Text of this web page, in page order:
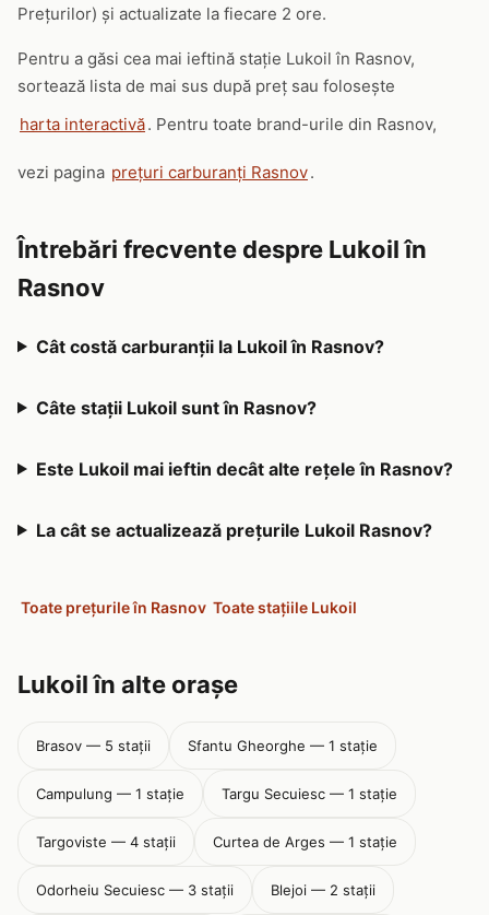
Prețurilor) și actualizate la fiecare 2 ore.
Pentru a găsi cea mai ieftină stație Lukoil în Rasnov,
sortează lista de mai sus după preț sau folosește
harta interactivă. Pentru toate brand-urile din Rasnov,
vezi pagina prețuri carburanți Rasnov.
Întrebări frecvente despre Lukoil în
Rasnov
Cât costă carburanții la Lukoil în Rasnov?
Câte stații Lukoil sunt în Rasnov?
Este Lukoil mai ieftin decât alte rețele în Rasnov?
La cât se actualizează prețurile Lukoil Rasnov?
Toate prețurile în Rasnov Toate stațiile Lukoil
Lukoil în alte orașe
Brasov — 5 stații Sfantu Gheorghe — 1 stație
Campulung — 1 stație Targu Secuiesc — 1 stație
Targoviste — 4 stații Curtea de Arges — 1 stație
Odorheiu Secuiesc — 3 stații Blejoi — 2 stații